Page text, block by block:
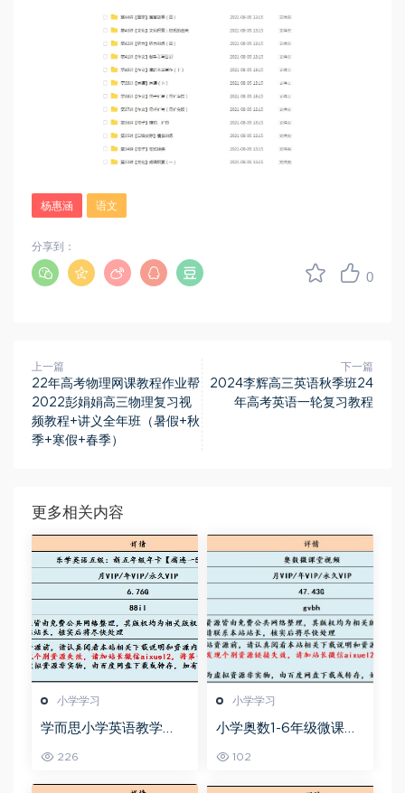
杨惠涵 语文
0
分享到：
上一篇
22年高考物理网课教程作业帮
2022彭娟娟高三物理复习视
频教程+讲义全年班（暑假+秋
季+寒假+春季）
下一篇
2024李辉高三英语秋季班24
年高考英语一轮复习教程
更多相关内容
小学学习
学而思小学英语教学
语五级教程，6.76G课程
百度网盘资源打包下载
226
小学学习
小学奥数1-6年级微课堂
102